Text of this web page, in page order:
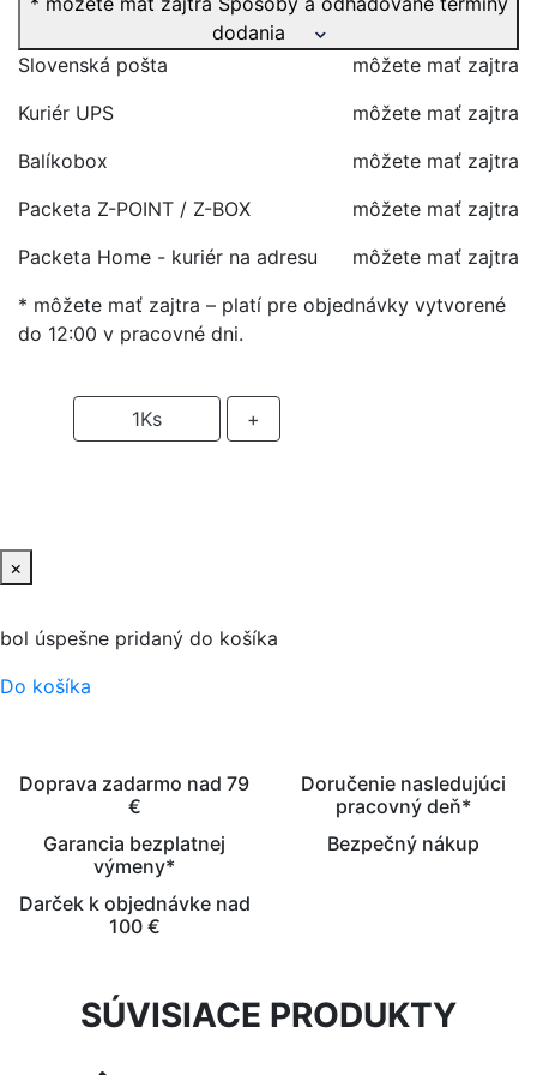
dodania
Slovenská pošta
môžete mať zajtra
Kuriér UPS
môžete mať zajtra
Balíkobox
môžete mať zajtra
Packeta Z-POINT / Z-BOX
môžete mať zajtra
Packeta Home - kuriér na adresu
môžete mať zajtra
* môžete mať zajtra – platí pre objednávky vytvorené
do 12:00 v pracovné dni.
1Ks +
×
bol úspešne pridaný do košíka
Do košíka
Doprava zadarmo nad 79
€
Doručenie nasledujúci
pracovný deň*
Garancia bezplatnej
výmeny*
Bezpečný nákup
Darček k objednávke nad
100 €
SÚVISIACE PRODUKTY